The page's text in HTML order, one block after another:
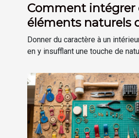
Comment intégrer
éléments naturels
décoration de style
industriel ?
Donner du caractère à un
en y insufflant une touche de